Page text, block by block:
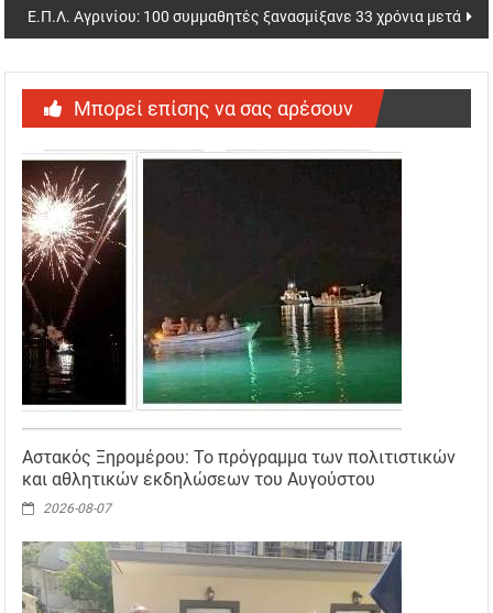
Ε.Π.Λ. Αγρινίου: 100 συμμαθητές ξανασμίξανε 33 χρόνια μετά
Μπορεί επίσης να σας αρέσουν
Αστακός Ξηρομέρου: Το πρόγραμμα των πολιτιστικών
και αθλητικών εκδηλώσεων του Αυγούστου
2026-08-07